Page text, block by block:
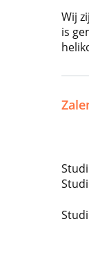
Wij
is